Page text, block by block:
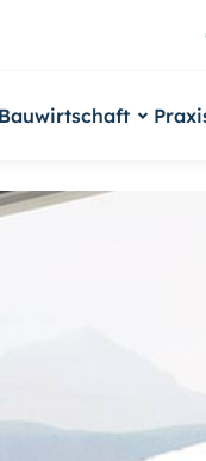
Bauwirtschaft